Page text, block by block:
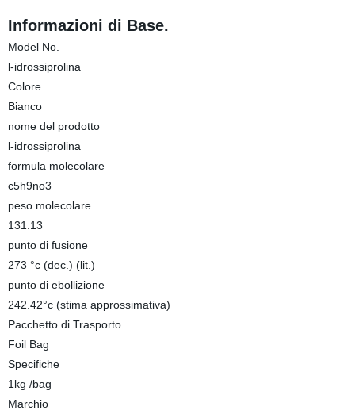
Informazioni di Base.
Model No.
l-idrossiprolina
Colore
Bianco
nome del prodotto
l-idrossiprolina
formula molecolare
c5h9no3
peso molecolare
131.13
punto di fusione
273 °c (dec.) (lit.)
punto di ebollizione
242.42°c (stima approssimativa)
Pacchetto di Trasporto
Foil Bag
Specifiche
1kg /bag
Marchio